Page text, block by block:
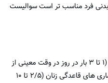
بدنی فرد مناسب تر است سوالیست
طبق نظر جمعی از متخصصان بهترین زمان مصرف دارو در نوع خوراکی دارو (۱ تا ۳ بار در روز در وقت معینی از
دوره قاعدگی) و در نوع تزریقی دارو (هر ۳ ماه یک بار) و اندازه دوز مجاز مصرفی دارو در درمان بیماری های قاعدگی زنان (۲/۵ تا ۱۰